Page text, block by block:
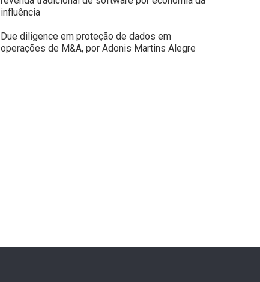
influência
Due diligence em proteção de dados em
operações de M&A, por Adonis Martins Alegre